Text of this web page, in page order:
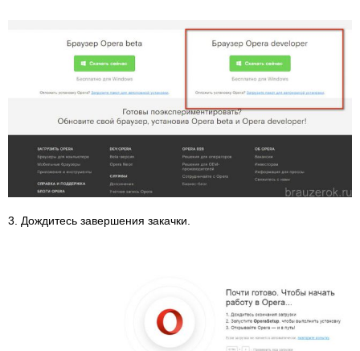
3. Дождитесь завершения закачки.